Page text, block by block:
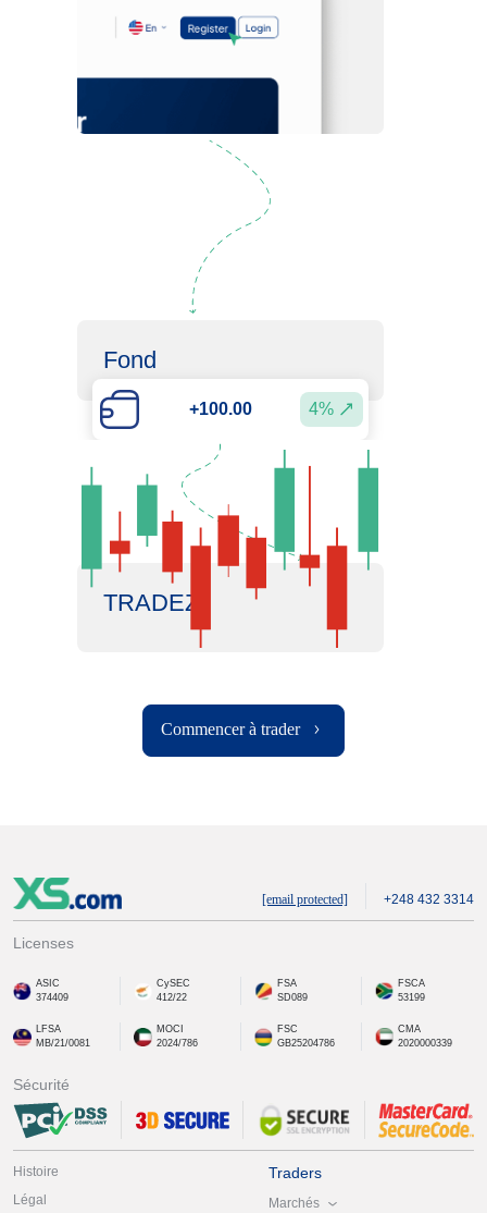
Inscription
Fond
+100.00 4%
TRADEZ
Commencer à trader
[email protected] +248 432 3314
Licenses
ASIC
374409
CySEC
412/22
FSA
SD089
FSCA
53199
LFSA
MB/21/0081
MOCI
2024/786
FSC
GB25204786
CMA
2020000339
Sécurité
Histoire
Légal
Traders
Marchés